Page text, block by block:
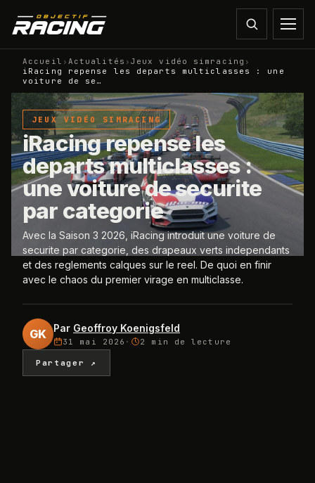
Accueil › Actualités › Jeux vidéo simracing ›
iRacing repense les departs multiclasses : une
voiture de se…
JEUX VIDÉO SIMRACING
iRacing repense les
departs multiclasses :
une voiture de securite
par categorie
Avec la Saison 3 2026, iRacing introduit une voiture de
securite par categorie, des drapeaux verts independants
et des reglements calques sur le reel. De quoi en finir
avec le chaos du premier virage en multiclasse.
GK Par Geoffroy Koenigsfeld
31 mai 2026 · 2 min de lecture
Partager ↗